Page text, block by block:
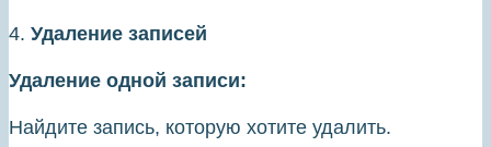
4. Удаление записей
Удаление одной записи:
Найдите запись, которую хотите удалить.